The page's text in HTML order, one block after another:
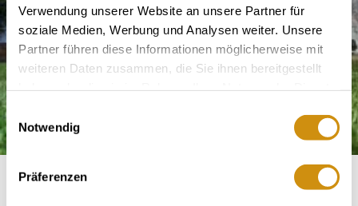
Verwendung unserer Website an unsere Partner für
soziale Medien, Werbung und Analysen weiter. Unsere
Partner führen diese Informationen möglicherweise mit
weiteren Daten zusammen, die Sie ihnen bereitgestellt
Einwilligungsauswahl
Notwendig
Präferenzen